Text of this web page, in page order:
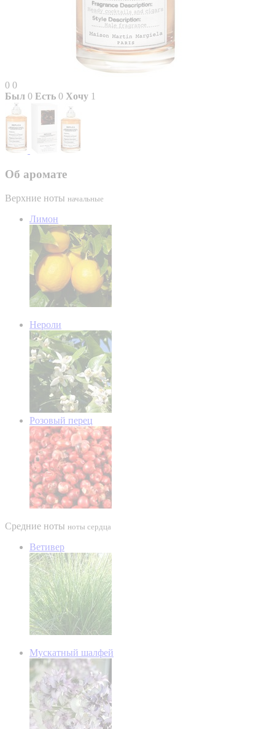
0 0
Был 0 Есть 0 Хочу 1
Об аромате
Верхние ноты начальные
Лимон
Нероли
Розовый перец
Средние ноты ноты сердца
Ветивер
Мускатный шалфей